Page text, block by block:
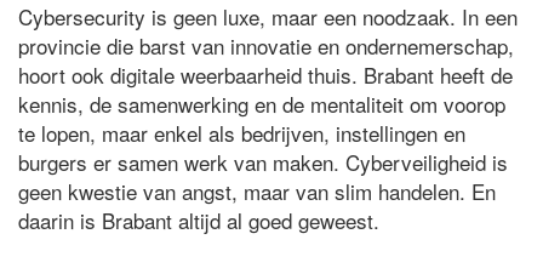
Cybersecurity is geen luxe, maar een noodzaak. In een
provincie die barst van innovatie en ondernemerschap,
hoort ook digitale weerbaarheid thuis. Brabant heeft de
kennis, de samenwerking en de mentaliteit om voorop
te lopen, maar enkel als bedrijven, instellingen en
burgers er samen werk van maken. Cyberveiligheid is
geen kwestie van angst, maar van slim handelen. En
daarin is Brabant altijd al goed geweest.